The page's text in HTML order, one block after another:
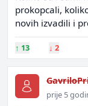
prokopcali,
novih izvadili i
↑ 13 ↓ 2
prije 5